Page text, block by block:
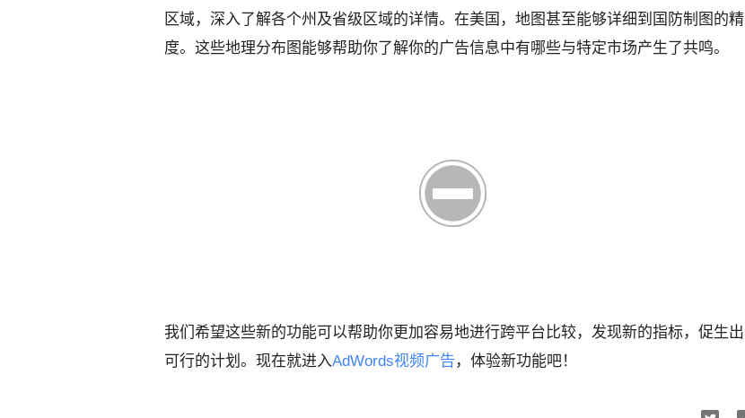
区域，深入了解各个州及省级区域的详情。在美国，地图甚至能够详细到国防制图的精
度。这些地理分布图能够帮助你了解你的广告信息中有哪些与特定市场产生了共鸣。
我们希望这些新的功能可以帮助你更加容易地进行跨平台比较，发现新的指标，促生出
可行的计划。现在就进入AdWords视频广告 ，体验新功能吧！